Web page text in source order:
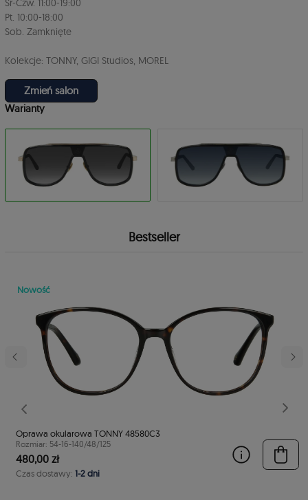
Zmień salon
Pt. 10:00-18:00
Sob. Zamknięte
Kolekcje: TONNY, GIGI Studios, MOREL
Warianty
Bestseller
Poprzedni
Nowość
Oprawa okularowa TONNY 48580C3
Rozmiar: 54-16-140/48/125
480,00 zł
Czas dostawy: 1-2 dni